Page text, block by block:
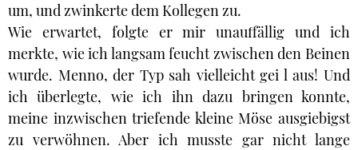
um, und zwinkerte dem Kollegen zu.
Wie erwartet, folgte er mir unauffällig und ich
merkte, wie ich langsam feucht zwischen den Beinen
wurde. Menno, der Typ sah vielleicht gei l aus! Und
ich überlegte, wie ich ihn dazu bringen konnte,
meine inzwischen triefende kleine Möse ausgiebigst
zu verwöhnen. Aber ich musste gar nicht lange